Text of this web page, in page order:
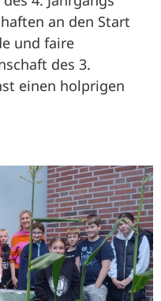
an den Start
und faire
des 3.
einen holprigen